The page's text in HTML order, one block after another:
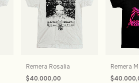
Remera Rosalia
$40.000,00
Remera